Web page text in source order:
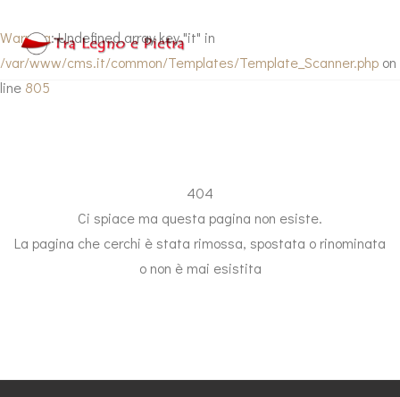
Warning: Undefined array key "it" in
/var/www/cms.it/common/Templates/Template_Scanner.php on
line 805
404
Ci spiace ma questa pagina non esiste.
La pagina che cerchi è stata rimossa, spostata o rinominata
o non è mai esistita